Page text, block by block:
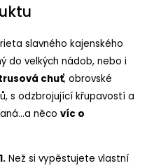
slavného kajenského
do velkých nádob, nebo i
chuť, obrovské
s odzbrojující křupavostí a
něco víc o
Než si vypěstujete vlastní